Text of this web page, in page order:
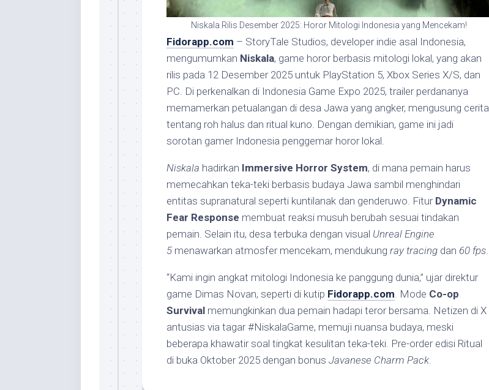
Niskala Rilis Desember 2025: Horor Mitologi Indonesia yang Mencekam!
Fidorapp.com – StoryTale Studios, developer indie asal Indonesia,
mengumumkan Niskala, game horor berbasis mitologi lokal, yang akan
rilis pada 12 Desember 2025 untuk PlayStation 5, Xbox Series X/S, dan
PC. Di perkenalkan di Indonesia Game Expo 2025, trailer perdananya
memamerkan petualangan di desa Jawa yang angker, mengusung cerita
tentang roh halus dan ritual kuno. Dengan demikian, game ini jadi
sorotan gamer Indonesia penggemar horor lokal.
Niskala hadirkan Immersive Horror System, di mana pemain harus
memecahkan teka-teki berbasis budaya Jawa sambil menghindari
entitas supranatural seperti kuntilanak dan genderuwo. Fitur Dynamic
Fear Response membuat reaksi musuh berubah sesuai tindakan
pemain. Selain itu, desa terbuka dengan visual Unreal Engine
5menawarkan atmosfer mencekam, mendukung ray tracing dan 60 fps
“Kami ingin angkat mitologi Indonesia ke panggung dunia,” ujar direktur
game Dimas Novan, seperti di kutip Fidorapp.com . Mode Co-op
Survival memungkinkan dua pemain hadapi teror bersama. Netizen di X
antusias via tagar #NiskalaGame, memuji nuansa budaya, meski
beberapa khawatir soal tingkat kesulitan teka-teki. Pre-order edisi Ritual
di buka Oktober 2025 dengan bonus Javanese Charm Pack